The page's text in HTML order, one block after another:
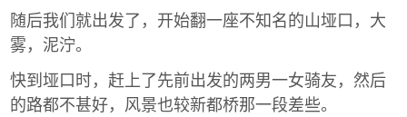
随后我们就出发了，开始翻一座不知名的山垭口，大
雾，泥泞。
快到垭口时，赶上了先前出发的两男一女骑友，然后
的路都不甚好，风景也较新都桥那一段差些。